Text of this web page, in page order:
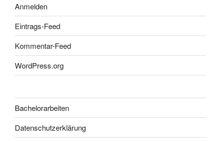
Anmelden
Eintrags-Feed
Kommentar-Feed
WordPress.org
Bachelorarbeiten
Datenschutzerklärung